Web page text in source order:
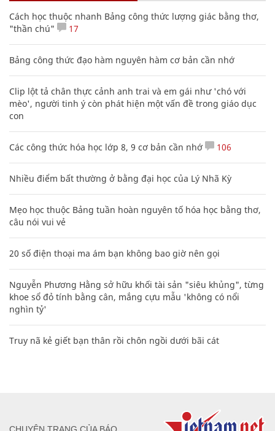
Cách học thuộc nhanh Bảng công thức lượng giác bằng thơ,
"thần chú"
17
Bảng công thức đạo hàm nguyên hàm cơ bản cần nhớ
Clip lột tả chân thực cảnh anh trai và em gái như 'chó với
mèo', người tinh ý còn phát hiện một vấn đề trong giáo dục
con
Các công thức hóa học lớp 8, 9 cơ bản cần nhớ 106
Nhiều điểm bất thường ở bằng đại học của Lý Nhã Kỳ
Mẹo học thuộc Bảng tuần hoàn nguyên tố hóa học bằng thơ,
câu nói vui vẻ
20 số điện thoại ma ám bạn không bao giờ nên gọi
Nguyễn Phương Hằng sở hữu khối tài sản "siêu khủng", từng
khoe sổ đỏ tính bằng cân, mắng cựu mẫu 'không có nổi
nghìn tỷ'
Truy nã kẻ giết bạn thân rồi chôn ngồi dưới bãi cát